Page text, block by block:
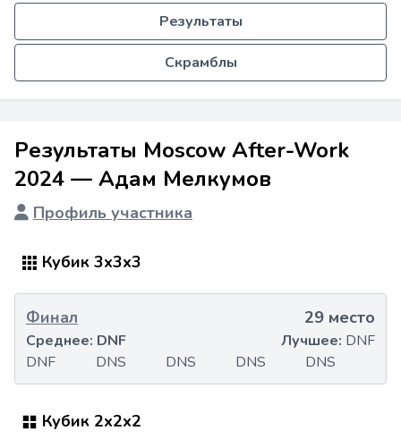
Результаты
Скрамблы
Результаты Moscow After-Work
2024 — Адам Мелкумов
Профиль участника
Кубик 3x3x3
Финал 29 место
DNF DNS DNS DNS DNS
Среднее: DNF Лучшее: DNF
Кубик 2x2x2